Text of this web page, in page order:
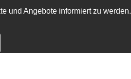
und Angebote informiert zu werden.